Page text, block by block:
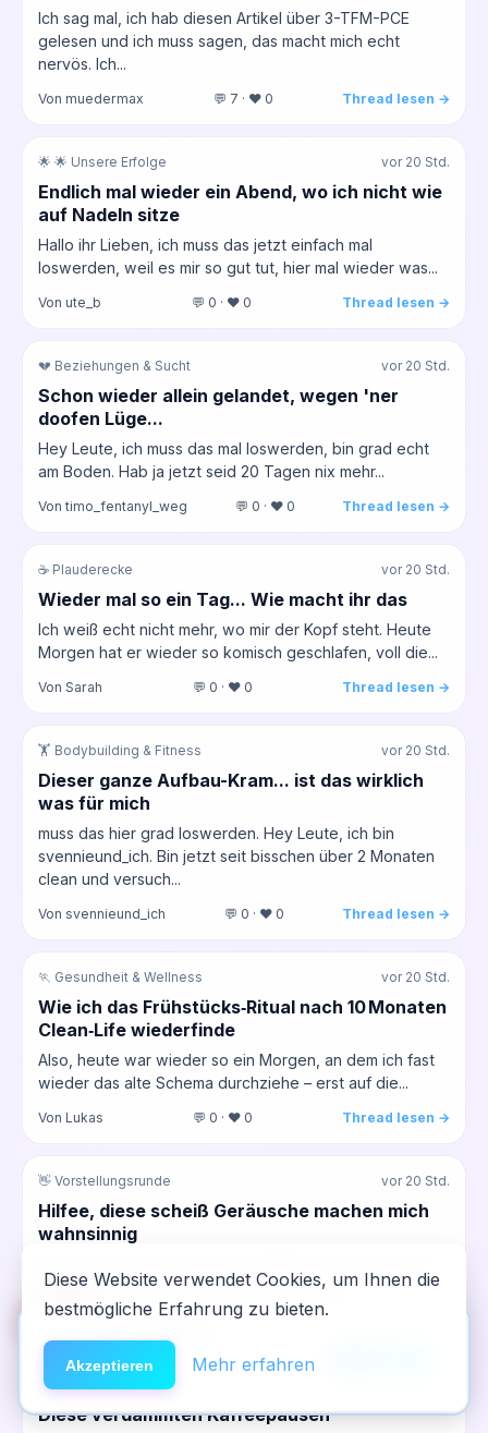
Ich sag mal, ich hab diesen Artikel über 3-TFM-PCE
gelesen und ich muss sagen, das macht mich echt
nervös. Ich...
Von muedermax 💬 7 · ❤️ 0 Thread lesen →
🌟 🌟 Unsere Erfolge vor 20 Std.
Endlich mal wieder ein Abend, wo ich nicht wie
auf Nadeln sitze
Hallo ihr Lieben, ich muss das jetzt einfach mal
loswerden, weil es mir so gut tut, hier mal wieder was...
Von ute_b 💬 0 · ❤️ 0 Thread lesen →
💔 Beziehungen & Sucht vor 20 Std.
Schon wieder allein gelandet, wegen 'ner
doofen Lüge...
Hey Leute, ich muss das mal loswerden, bin grad echt
am Boden. Hab ja jetzt seid 20 Tagen nix mehr...
Von timo_fentanyl_weg 💬 0 · ❤️ 0 Thread lesen →
☕ Plauderecke vor 20 Std.
Wieder mal so ein Tag... Wie macht ihr das
Ich weiß echt nicht mehr, wo mir der Kopf steht. Heute
Morgen hat er wieder so komisch geschlafen, voll die...
Von Sarah 💬 0 · ❤️ 0 Thread lesen →
🏋️ Bodybuilding & Fitness vor 20 Std.
Dieser ganze Aufbau-Kram... ist das wirklich
was für mich
muss das hier grad loswerden. Hey Leute, ich bin
svennieund_ich. Bin jetzt seit bisschen über 2 Monaten
clean und versuch...
Von svennieund_ich 💬 0 · ❤️ 0 Thread lesen →
🏃 Gesundheit & Wellness vor 20 Std.
Wie ich das Frühstücks‑Ritual nach 10 Monaten
Clean‑Life wiederfinde
Also, heute war wieder so ein Morgen, an dem ich fast
wieder das alte Schema durchziehe – erst auf die...
Von Lukas 💬 0 · ❤️ 0 Thread lesen →
👋 Vorstellungsrunde vor 20 Std.
Hilfee, diese scheiß Geräusche machen mich
wahnsinnig
lieg hier in meinem Zimmer in der WG und...
Von jessyyyyy 💬 0 · ❤️ 0
💪 Motivation & Clean bleiben
Diese verdammten Kaffeepausen
🆘Hilfe
NeelixberliN auf dem Homescreen —
wie eine echte App.
Diese Website verwendet Cookies, um Ihnen die
bestmögliche Erfahrung zu bieten.
Akzeptieren Mehr erfahren